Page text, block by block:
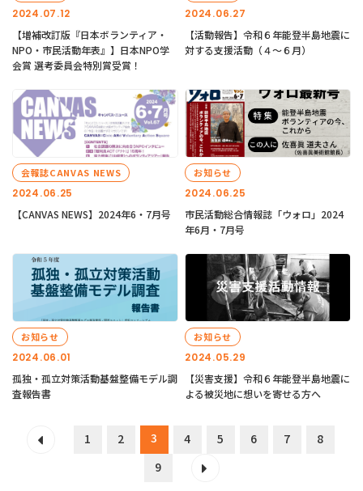
2024.07.12
【増補改訂版『日本ボランティア・
NPO・市民活動年表』】日本NPO学
会賞 選考委員会特別賞受賞！
2024.06.27
【活動報告】令和６年能登半島地震に
対する支援活動（４〜６月）
2024.06.25
会報誌CANVAS NEWS
【CANVAS NEWS】2024年6・7月号
2024.06.25
お知らせ
市民活動総合情報誌「ウォロ」2024
年6月・7月号
2024.06.01
お知らせ
孤独・孤立対策活動基盤整備モデル調
査報告書
2024.05.29
お知らせ
【災害支援】令和６年能登半島地震に
よる被災地に想いを寄せる方へ
1 2 3 4 5 6 7
8
9